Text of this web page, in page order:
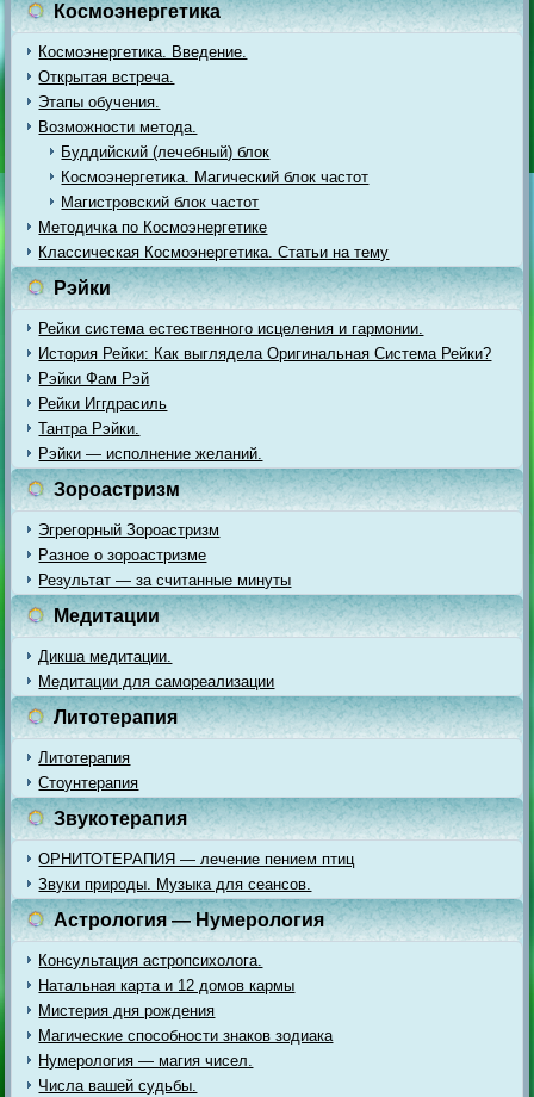
Космоэнергетика
Космоэнергетика. Введение.
Открытая встреча.
Этапы обучения.
Возможности метода.
Буддийский (лечебный) блок
Космоэнергетика. Магический блок частот
Магистровский блок частот
Методичка по Космоэнергетике
Классическая Космоэнергетика. Статьи на тему
Рэйки
Рейки система естественного исцеления и гармонии.
История Рейки: Как выглядела Оригинальная Система Рейки?
Рэйки Фам Рэй
Рейки Иггдрасиль
Тантра Рэйки.
Рэйки — исполнение желаний.
Зороастризм
Эгрегорный Зороастризм
Разное о зороастризме
Результат — за считанные минуты
Медитации
Дикша медитации.
Медитации для самореализации
Литотерапия
Литотерапия
Стоунтерапия
Звукотерапия
ОРНИТОТЕРАПИЯ — лечение пением птиц
Звуки природы. Музыка для сеансов.
Астрология — Нумерология
Консультация астропсихолога.
Натальная карта и 12 домов кармы
Мистерия дня рождения
Магические способности знаков зодиака
Нумерология — магия чисел.
Числа вашей судьбы.